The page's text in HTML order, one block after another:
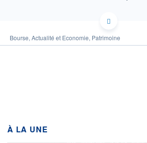
Bourse, Actualité et Economie, Patrimoine
À LA UNE